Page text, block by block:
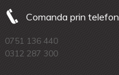
Comanda prin telefon
0751 136 440
0312 287 300